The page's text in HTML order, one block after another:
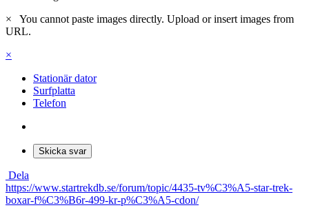
×
You cannot paste images directly. Upload or insert images from
URL.
×
Stationär dator
Surfplatta
Telefon
Skicka svar
Dela
https://www.startrekdb.se/forum/topic/4435-tv%C3%A5-star-trek-
boxar-f%C3%B6r-499-kr-p%C3%A5-cdon/